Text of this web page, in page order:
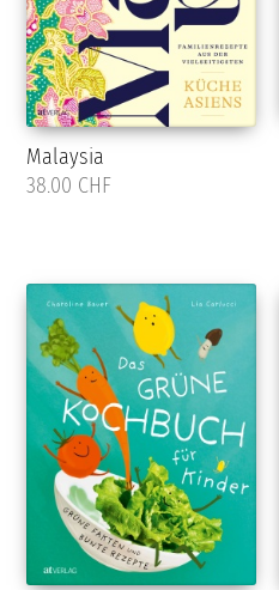
Malaysia
38.00 CHF